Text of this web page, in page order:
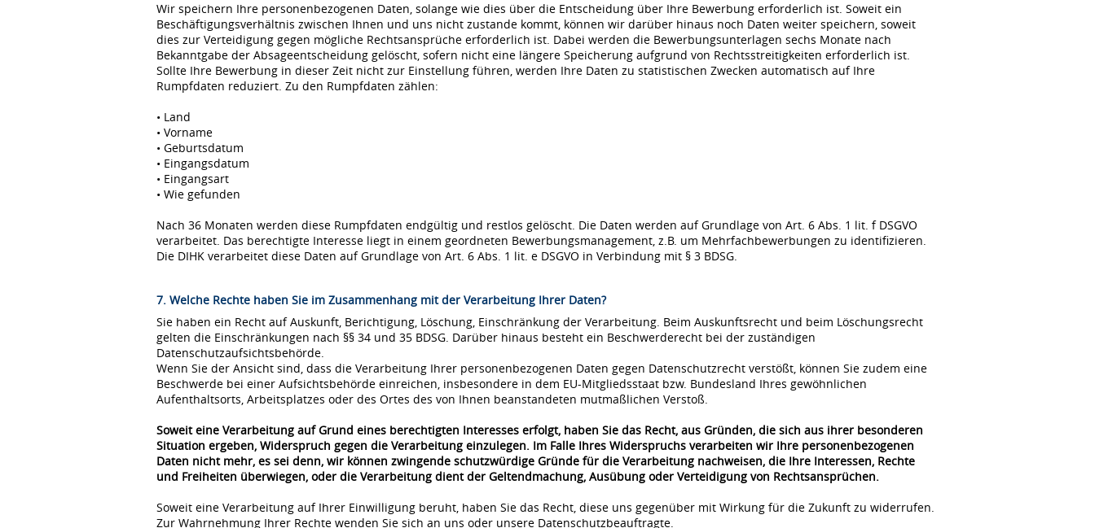
Wir speichern Ihre personenbezogenen Daten, solange wie dies über die Entscheidung über Ihre Bewerbung erforderlich ist. Soweit ein
Beschäftigungsverhältnis zwischen Ihnen und uns nicht zustande kommt, können wir darüber hinaus noch Daten weiter speichern, soweit
dies zur Verteidigung gegen mögliche Rechtsansprüche erforderlich ist. Dabei werden die Bewerbungsunterlagen sechs Monate nach
Bekanntgabe der Absageentscheidung gelöscht, sofern nicht eine längere Speicherung aufgrund von Rechtsstreitigkeiten erforderlich ist.
Sollte Ihre Bewerbung in dieser Zeit nicht zur Einstellung führen, werden Ihre Daten zu statistischen Zwecken automatisch auf Ihre
Rumpfdaten reduziert. Zu den Rumpfdaten zählen:
• Land
• Vorname
• Geburtsdatum
• Eingangsdatum
• Eingangsart
• Wie gefunden
Nach 36 Monaten werden diese Rumpfdaten endgültig und restlos gelöscht. Die Daten werden auf Grundlage von Art. 6 Abs. 1 lit. f DSGVO
verarbeitet. Das berechtigte Interesse liegt in einem geordneten Bewerbungsmanagement, z.B. um Mehrfachbewerbungen zu identifizieren.
Die DIHK verarbeitet diese Daten auf Grundlage von Art. 6 Abs. 1 lit. e DSGVO in Verbindung mit § 3 BDSG.
7. Welche Rechte haben Sie im Zusammenhang mit der Verarbeitung Ihrer Daten?
Sie haben ein Recht auf Auskunft, Berichtigung, Löschung, Einschränkung der Verarbeitung. Beim Auskunftsrecht und beim Löschungsrecht
gelten die Einschränkungen nach §§ 34 und 35 BDSG. Darüber hinaus besteht ein Beschwerderecht bei der zuständigen
Datenschutzaufsichtsbehörde.
Wenn Sie der Ansicht sind, dass die Verarbeitung Ihrer personenbezogenen Daten gegen Datenschutzrecht verstößt, können Sie zudem eine
Beschwerde bei einer Aufsichtsbehörde einreichen, insbesondere in dem EU-Mitgliedsstaat bzw. Bundesland Ihres gewöhnlichen
Aufenthaltsorts, Arbeitsplatzes oder des Ortes des von Ihnen beanstandeten mutmaßlichen Verstoß.
Soweit eine Verarbeitung auf Grund eines berechtigten Interesses erfolgt, haben Sie das Recht, aus Gründen, die sich aus ihrer besonderen
Situation ergeben, Widerspruch gegen die Verarbeitung einzulegen. Im Falle Ihres Widerspruchs verarbeiten wir Ihre personenbezogenen
Daten nicht mehr, es sei denn, wir können zwingende schutzwürdige Gründe für die Verarbeitung nachweisen, die Ihre Interessen, Rechte
und Freiheiten überwiegen, oder die Verarbeitung dient der Geltendmachung, Ausübung oder Verteidigung von Rechtsansprüchen.
Soweit eine Verarbeitung auf Ihrer Einwilligung beruht, haben Sie das Recht, diese uns gegenüber mit Wirkung für die Zukunft zu widerrufen.
Zur Wahrnehmung Ihrer Rechte wenden Sie sich an uns oder unsere Datenschutzbeauftragte.